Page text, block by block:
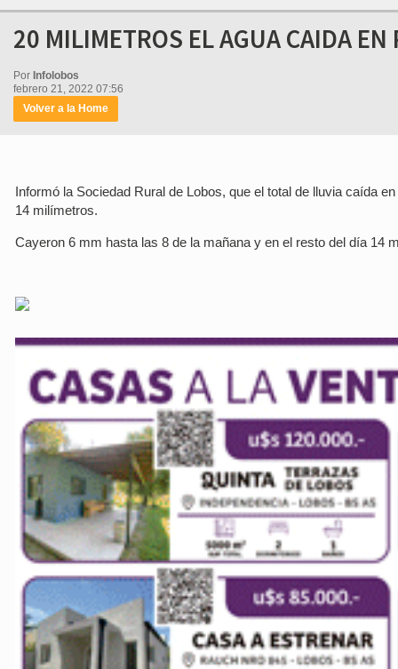
20 MILIMETROS EL AGUA CAIDA
Por Infolobos
febrero 21, 2022 07:56
Volver a la Home
Informó la Sociedad Rural de Lobos, que el total de lluvia caída
14 milímetros.
Cayeron 6 mm hasta las 8 de la mañana y en el resto del día 14